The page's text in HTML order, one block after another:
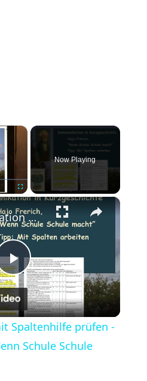
×
Fullscreen
Now Playing
×
Play
Video
Kommunikation mit Spaltenhilfe prüfen - Kurzgeschichte "Wenn Schule Schule macht"
Spaltenhilfe prüfen -
Schule Schule